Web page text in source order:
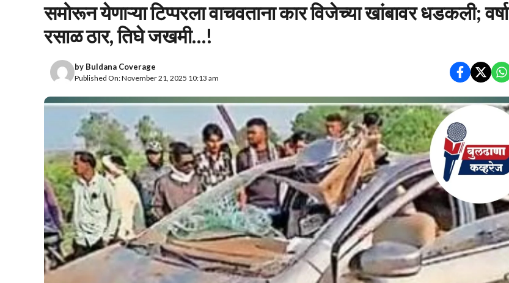
समोरून येणाऱ्या टिप्परला वाचवताना कार विजेच्या खांबावर धडकली; वर्षा
रसाळ ठार, तिघे जखमी…!
by Buldana Coverage
Published On: November 21, 2025 10:13 am